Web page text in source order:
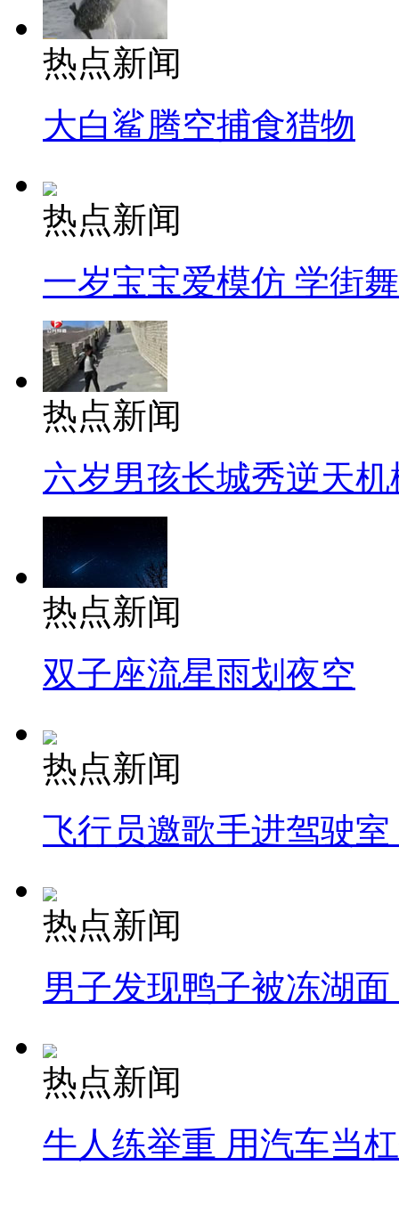
热点新闻
大白鲨腾空捕食猎物
热点新闻
一岁宝宝爱模仿 学街
热点新闻
六岁男孩长城秀逆天机
热点新闻
双子座流星雨划夜空
热点新闻
飞行员邀歌手进驾驶
热点新闻
男子发现鸭子被冻湖
热点新闻
牛人练举重 用汽车当